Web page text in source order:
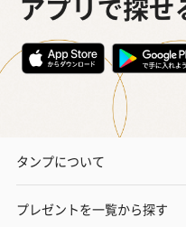
タンプについて
プレゼントを一覧から探す